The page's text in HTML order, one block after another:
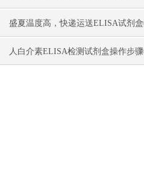
盛夏温度高，快递运送ELISA试剂盒
要做哪些保温保冷措施防止失效？
人白介素ELISA检测试剂盒​操作步骤